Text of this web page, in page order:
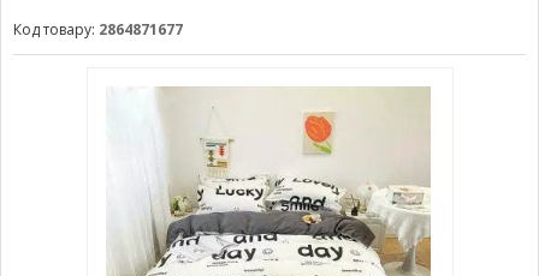
Код товару: 2864871677